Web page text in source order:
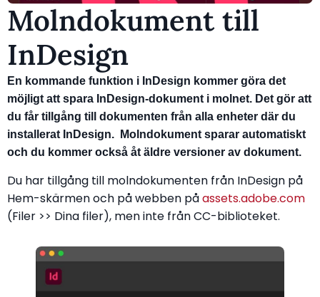
Molndokument till
InDesign
En kommande funktion i InDesign kommer göra det
möjligt att spara InDesign-dokument i molnet. Det gör att
du får tillgång till dokumenten från alla enheter där du
installerat InDesign. Molndokument sparar automatiskt
och du kommer också åt äldre versioner av dokument.
Du har tillgång till molndokumenten från InDesign på
Hem-skärmen och på webben påassets.adobe.com
(Filer >> Dina filer), men inte från CC-biblioteket.